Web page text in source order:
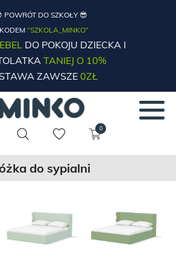
POWRÓT DO SZKOŁY 😎
“SZKOLA_MINKO”
DO POKOJU DZIECKA I
TANIEJ O 10%
ZAWSZE 0ZŁ
0
do sypialni